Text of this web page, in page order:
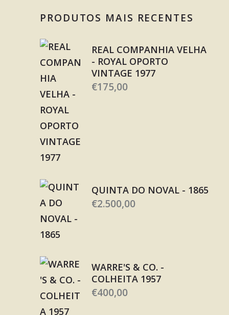
PRODUTOS MAIS RECENTES
REAL COMPANHIA VELHA
- ROYAL OPORTO
VINTAGE 1977
€175,00
QUINTA DO NOVAL - 1865
€2.500,00
WARRE'S & CO. -
COLHEITA 1957
€400,00